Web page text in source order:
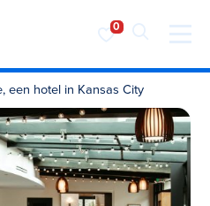
een hotel in Kansas City